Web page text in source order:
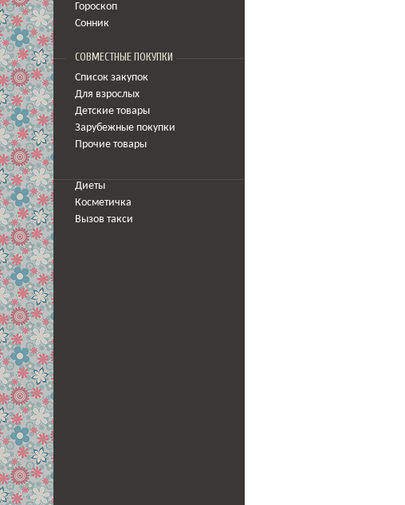
Гороскоп
Сонник
СОВМЕСТНЫЕ ПОКУПКИ
Список закупок
Для взрослых
Детские товары
Зарубежные покупки
Прочие товары
Диеты
Косметичка
Вызов такси